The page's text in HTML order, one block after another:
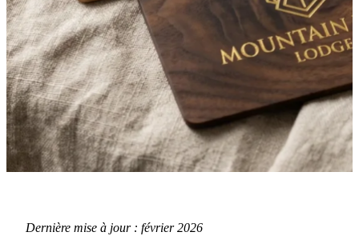
Cartes clés d'hôtel en bois :
Dernière mise à jour : février 2026